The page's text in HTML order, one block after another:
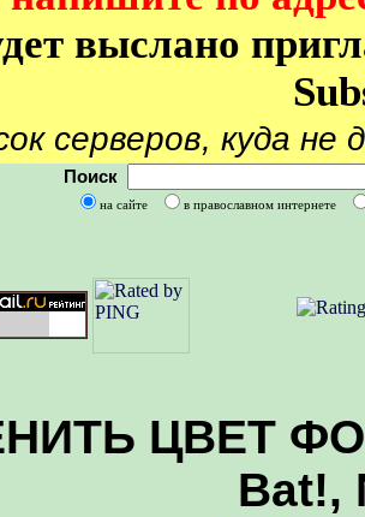
выслано
серверов, куда
Поиск
на сайте в православном интернете
ЦВЕТ
Bat!,